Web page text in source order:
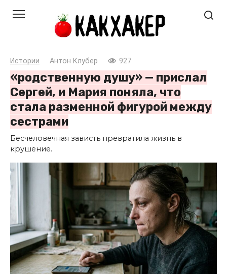
Истории Антон Клубер 927
«родственную душу» — прислал
Сергей, и Мария поняла, что
стала разменной фигурой между
сестрами
Бесчеловечная зависть превратила жизнь в
крушение.